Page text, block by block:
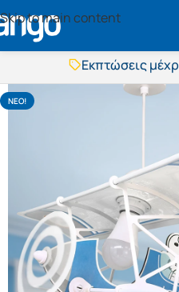
Skip to main content
Εκπτώσεις
Δωρεάν
Δωρεάν
Άμεση
NΕΟ!